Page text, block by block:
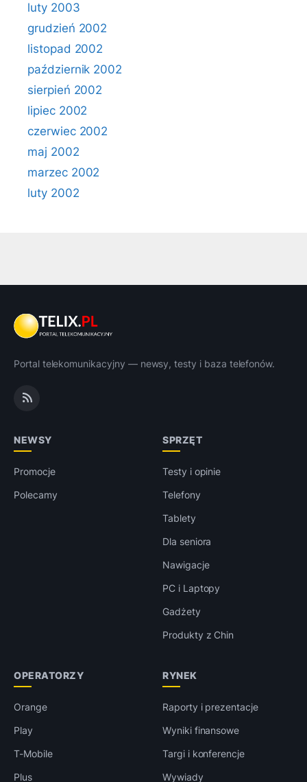
luty 2003
grudzień 2002
listopad 2002
październik 2002
sierpień 2002
lipiec 2002
czerwiec 2002
maj 2002
marzec 2002
luty 2002
Portal telekomunikacyjny — newsy, testy i baza telefonów.
NEWSY
Promocje
Polecamy
SPRZĘT
Testy i opinie
Telefony
Tablety
Dla seniora
Nawigacje
PC i Laptopy
Gadżety
Produkty z Chin
OPERATORZY
Orange
Play
T-Mobile
Plus
RYNEK
Raporty i prezentacje
Wyniki finansowe
Targi i konferencje
Wywiady